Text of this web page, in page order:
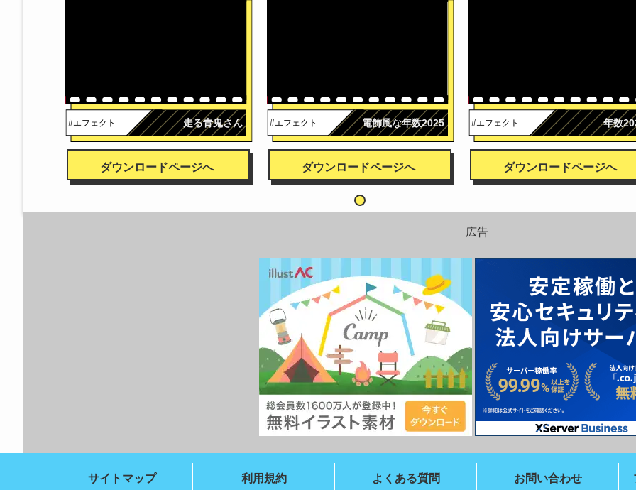
#エフェクト 走る青鬼さん
ダウンロードページへ
#エフェクト 電飾風な年数2025
ダウンロードページへ
#エフェクト 年数
ダウンロードページへ
広告
サイトマップ 利用規約 よくある質問 お問い合わせ